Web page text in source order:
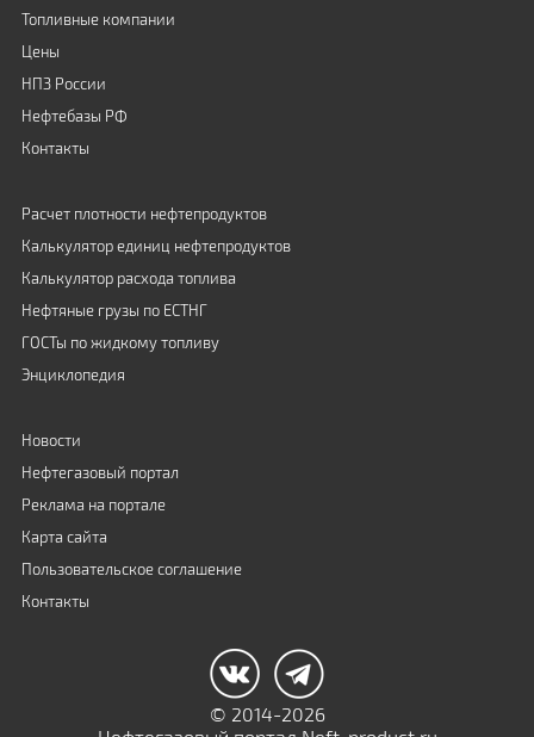
Топливные компании
Цены
НПЗ России
Нефтебазы РФ
Контакты
Расчет плотности нефтепродуктов
Калькулятор единиц нефтепродуктов
Калькулятор расхода топлива
Нефтяные грузы по ЕСТНГ
ГОСТы по жидкому топливу
Энциклопедия
Новости
Нефтегазовый портал
Реклама на портале
Карта сайта
Пользовательское соглашение
Контакты
© 2014-2026